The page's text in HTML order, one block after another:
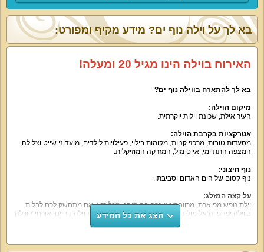
בא לך על וילה נוף ים? מידע מקיף ומפורט:
האירוח בוילה הינו מגיל 20 ומעלה!
בא לך להתארח בווילה נוף ים?
מיקום הוילה:
העיר אילת, שכונת וילות יוקרתית.
אטרקציות בקרבת הוילה:
מסעדות טובות, מרכזי קניות, מקומות בילוי, פעילויות לילדים, מועדוני שייט וצלילה,
המצפה התת ימי, אייס מול, המזרקה המוזיקלית.
נוף חיצוני:
נוף קסום של הים האדום וסביבתו.
על קצה המזלג:
וילת נופש מפוארת, מרווחת ועשירה בה תיהנו מכל רגע. אם מתחשק לכם לבלות
בווילה יפהפייה אל מול נופי מפרץ אילת – אל תפספסו את וילה נוף ים. אורחי הווילה
מה הוילה כוללת:
הצג את כל המידע